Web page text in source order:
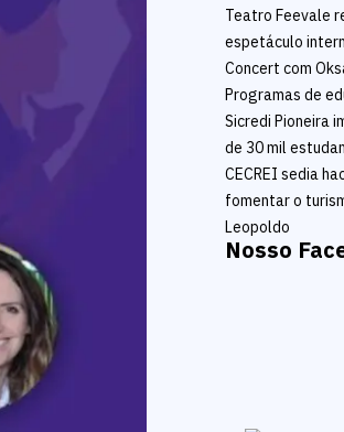
Teatro Feevale
espetáculo
Concert com
Programas de
Sicredi Pioneira
de 30 mil
CECREI sedia
fomentar o
Leopoldo
Nosso